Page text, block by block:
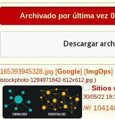
Archivado por última vez
Descargar
165393945328.jpg Google ImgOps
istockphoto-1294971842-612x612.jpg )
Sitios
30/05/22
/#/